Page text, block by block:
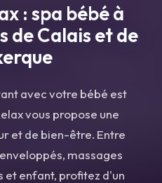
: spa bébé à
de Calais et de
avec votre bébé est
vous propose une
et de bien-être. Entre
massages
enfant, profitez d'un